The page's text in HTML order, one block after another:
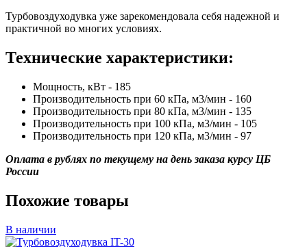
Турбовоздуходувка уже зарекомендовала себя надежной и
практичной во многих условиях.
Технические характеристики:
Мощность, кВт - 185
Производительность при 60 кПа, м3/мин - 160
Производительность при 80 кПа, м3/мин - 135
Производительность при 100 кПа, м3/мин - 105
Производительность при 120 кПа, м3/мин - 97
Оплата в рублях по текущему на день заказа курсу ЦБ
России
Похожие товары
В наличии